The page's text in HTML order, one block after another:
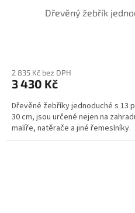
Dřevěný žebřík
2 835 Kč bez DPH
3 430 Kč
Dřevěné žebříky jednoduché s 13
30 cm, jsou určené nejen na
malíře, natěrače a jiné řemeslníky.